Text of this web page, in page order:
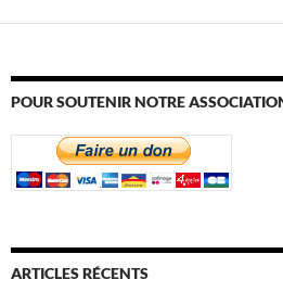
POUR SOUTENIR NOTRE
ARTICLES RÉCENTS